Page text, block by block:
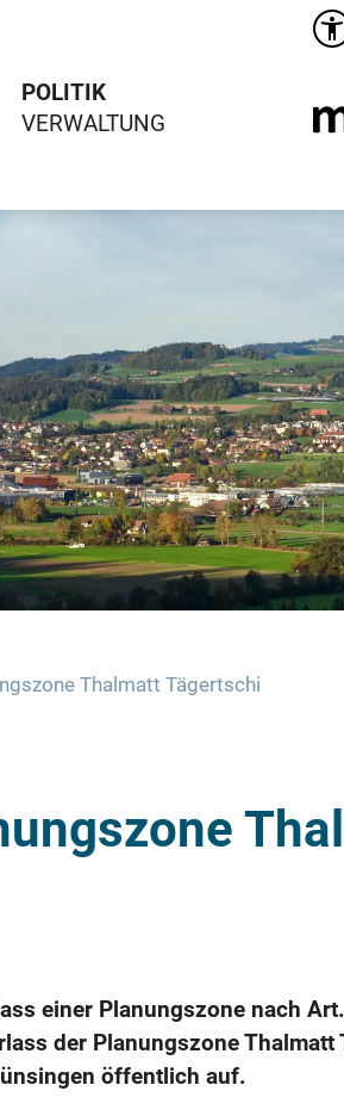
POLITIK
Thalmatt Tägertschi
einer Planungszone nach
der Planungszone Thalmatt
öffentlich auf.